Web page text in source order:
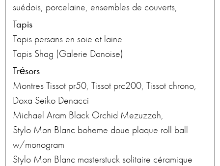
suédois, porcelaine, ensembles de couverts,
Tapis
Tapis persans en soie et laine
Tapis Shag (Galerie Danoise)
Trésors
Montres Tissot pr50, Tissot prc200, Tissot chrono,
Doxa Seiko Denacci
Michael Aram Black Orchid Mezuzzah,
Stylo Mon Blanc boheme doue plaque roll ball
w/monogram
Stylo Mon Blanc masterstuck solitaire céramique